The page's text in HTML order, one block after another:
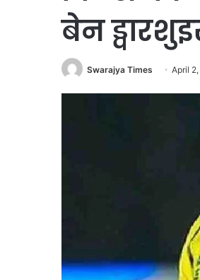
बेन
Swarajya Times April